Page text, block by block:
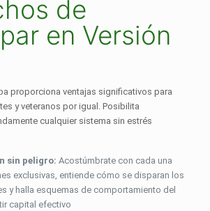
de
en Versión
proporciona ventajas significativos para
y veteranos por igual. Posibilita
cualquier sistema sin estrés
sin peligro: Acostúmbrate con cada una
exclusivas, entiende cómo se disparan los
y halla esquemas de comportamiento del
capital efectivo